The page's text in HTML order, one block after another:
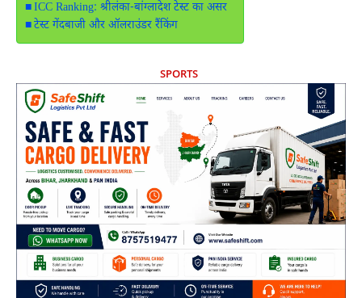
ICC Ranking: श्रीलंका-बांग्लादेश टेस्ट का असर
टेस्ट गेंदबाजी और ऑलराउंडर रैंकिंग
SPORTS